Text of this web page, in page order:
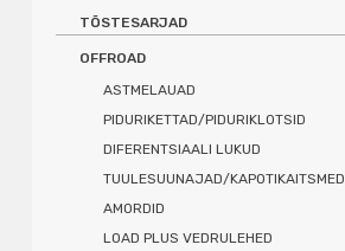
TÕSTESARJAD
OFFROAD
ASTMELAUAD
PIDURIKETTAD/PIDURIKLOTSID
DIFERENTSIAALI LUKUD
TUULESUUNAJAD/KAPOTIKAITSMED
AMORDID
LOAD PLUS VEDRULEHED